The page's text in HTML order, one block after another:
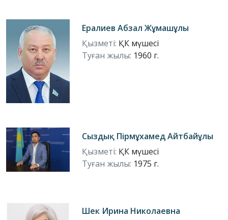
Ералиев Абзал Жұмашұлы
Қызметі: ҚК мүшесі
Туған жылы: 1960 г.
Сыздық Пірмұхамед Айтбайұлы
Қызметі: ҚК мүшесі
Туған жылы: 1975 г.
Шек Ирина Николаевна